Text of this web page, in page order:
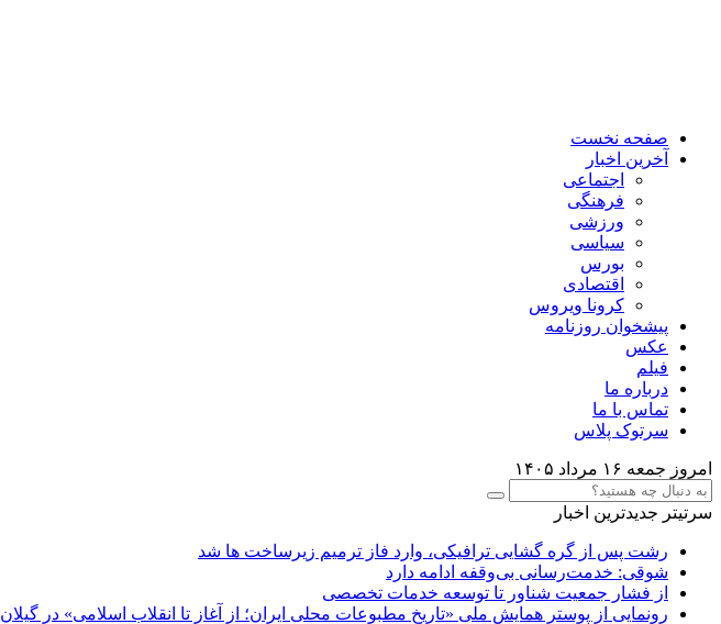
صفحه نخست
آخرین اخبار
اجتماعی
فرهنگی
ورزشی
سیاسی
بورس
اقتصادی
کرونا ویروس
پیشخوان روزنامه
عکس
فیلم
درباره ما
تماس با ما
سرتوک پلاس
امروز جمعه ۱۶ مرداد ۱۴۰۵
سرتیتر جدیدترین اخبار
رشت پس از گره گشایی ترافیکی، وارد فاز ترمیم زیرساخت ها شد
شوقی: خدمت‌رسانی بی‌وقفه ادامه دارد
از فشار جمعیت شناور تا توسعه خدمات تخصصی
رونمایی از پوستر همایش ملی «تاریخ مطبوعات محلی ایران؛ از آغاز تا انقلاب اسلامی» در گیلان